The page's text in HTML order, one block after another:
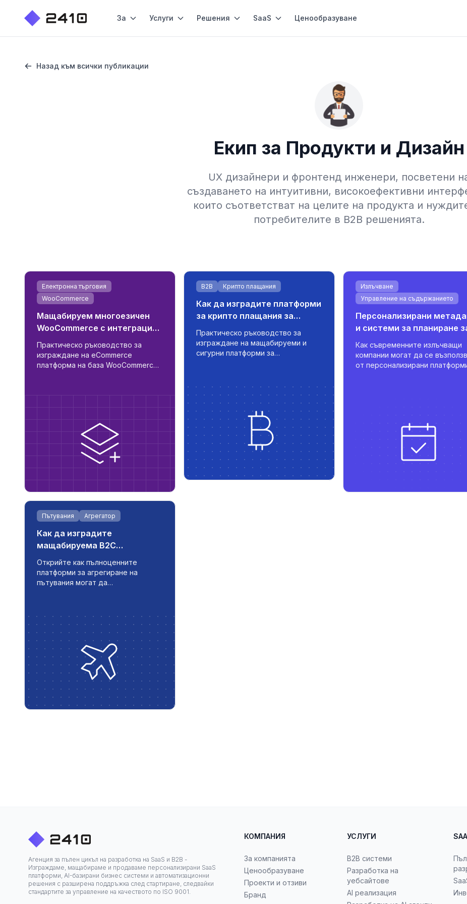
За Услуги Решения SaaS Ценообразуване
Назад към всички публикации
Екип за Продукти и Дизайн
UX дизайнери и фронтенд инженери, посветени
създаването на интуитивни, високоефективни
които съответстват на целите на продукта и
потребителите в B2B решенията.
Електронна търговия
WooCommerce
Мащабируем многоезичен
WooCommerce с интеграция
с доставчици и ERP
Практическо ръководство за
изграждане на eCommerce
платформа на база WooCommerce
B2B Крипто плащания
Как да изградите платформи
за крипто плащания за
търговци
Практическо ръководство за
изграждане на мащабируеми и
сигурни платформи за
реално време.
Излъчване
Управление на съдържанието
Персонализирани
и системи за планиране
излъчващи компании
Как съвременните излъчващи
компании могат да се
от персонализирани
Пътувания Агрегатор
Как да изградите
мащабируема B2C
платформа за агрегиране на
пътувания
Открийте как пълноценните
платформи за агрегиране на
пътувания могат да
актуализации в реално време,
поддръжка на няколко езика и
автоматизирани работни流程и,
създадени за модерни
туристически бизнеси.
Агенция за пълен цикъл на разработка на SaaS и B2B -
Изграждаме, мащабираме и продаваме персонализирани SaaS
платформи, AI-базирани бизнес системи и автоматизационни
решения с разширена поддръжка след стартиране, следвайки
стандартите за управление на качеството по ISO 9001.
КОМПАНИЯ
За компанията
Ценообразуване
Проекти и отзиви
Бранд
УСЛУГИ
B2B системи
Разработка на
уебсайтове
AI реализация